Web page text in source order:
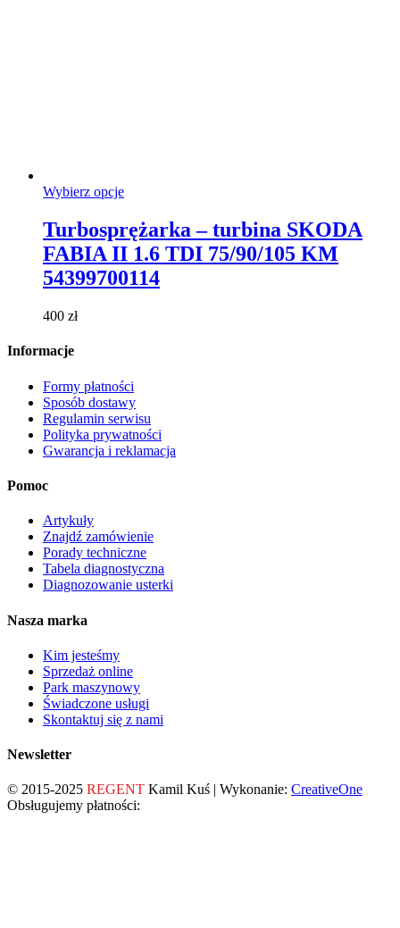
Wybierz opcjeTen
wiele
wariantów.
Opcje
można
Turbosprężarka – turbina SKODA
FABIA II 1.6 TDI 75/90/105 KM
54399700114
400 zł
Informacje
Formy płatności
Sposób dostawy
Regulamin serwisu
Polityka prywatności
Gwarancja i reklamacja
Pomoc
Artykuły
Znajdź zamówienie
Porady techniczne
Tabela diagnostyczna
Diagnozowanie usterki
Nasza marka
Kim jesteśmy
Sprzedaż online
Park maszynowy
Świadczone usługi
Skontaktuj się z nami
Newsletter
© 2015-2025 REGENT Kamil Kuś | Wykonanie: CreativeOne
Obsługujemy płatności: